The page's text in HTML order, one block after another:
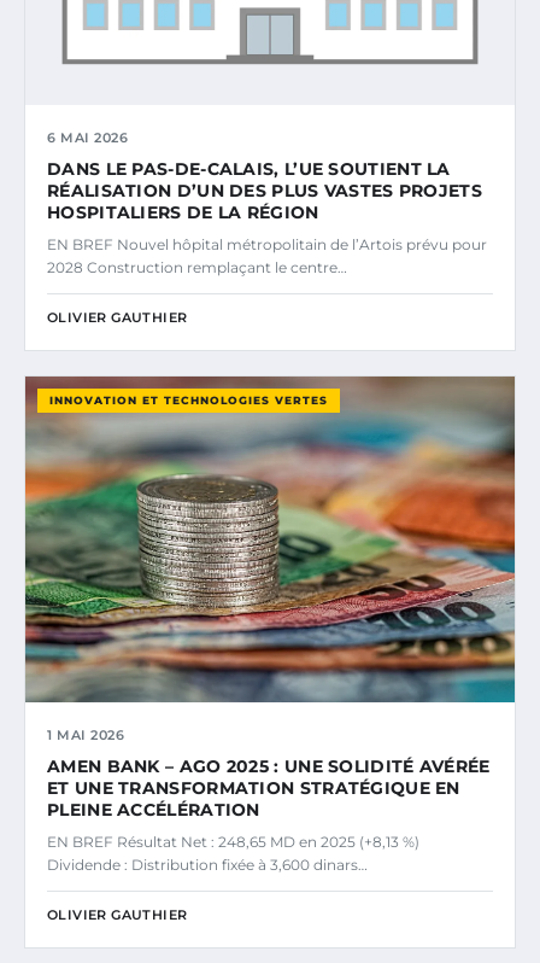
6 MAI 2026
DANS LE PAS-DE-CALAIS, L’UE SOUTIENT LA
RÉALISATION D’UN DES PLUS VASTES PROJETS
HOSPITALIERS DE LA RÉGION
EN BREF Nouvel hôpital métropolitain de l’Artois prévu pour
2028 Construction remplaçant le centre…
OLIVIER GAUTHIER
INNOVATION ET TECHNOLOGIES VERTES
1 MAI 2026
AMEN BANK – AGO 2025 : UNE SOLIDITÉ AVÉRÉE
ET UNE TRANSFORMATION STRATÉGIQUE EN
PLEINE ACCÉLÉRATION
EN BREF Résultat Net : 248,65 MD en 2025 (+8,13 %)
Dividende : Distribution fixée à 3,600 dinars…
OLIVIER GAUTHIER